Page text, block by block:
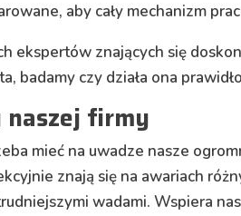
aby cały mechanizm
ekspertów znających się
badamy czy działa ona
firmy
mieć na uwadze nasze
znają się na awariach
wadami. Wspiera